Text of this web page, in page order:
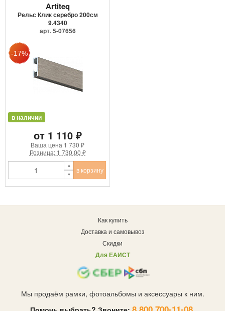
Artiteq
Рельс Клик серебро 200см
9.4340
арт. 5-07656
в наличии
от 1 110 ₽
Ваша цена 1 730 ₽
Розница: 1 730.00 ₽
в корзину
Как купить
Доставка и самовывоз
Скидки
Для ЕАИСТ
Мы продаём рамки, фотоальбомы и аксессуары к ним.